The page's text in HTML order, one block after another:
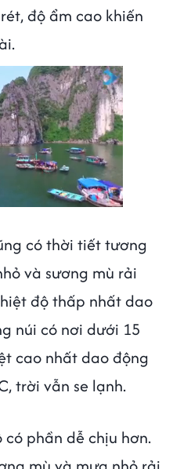
độ ẩm cao khiến
Cancel
có thời tiết tương
và sương mù rải
độ thấp nhất dao
núi có nơi dưới 15
cao nhất dao động
trời vẫn se lạnh.
có phần dễ chịu hơn.